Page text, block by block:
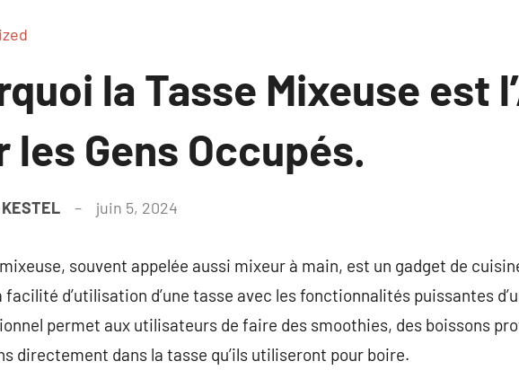
la Tasse Mixeuse est
les Gens Occupés.
juin 5, 2024
souvent appelée aussi mixeur à main, est un gadget de
facilité d’utilisation d’une tasse avec les fonctionnalités puissantes
permet aux utilisateurs de faire des smoothies, des boissons
directement dans la tasse qu’ils utiliseront pour boire.